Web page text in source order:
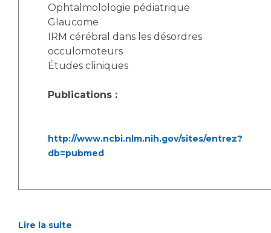
Ophtalmolologie pédiatrique
Glaucome
IRM cérébral dans les désordres
occulomoteurs
Études cliniques
Publications :
http://www.ncbi.nlm.nih.gov/sites/entrez?
db=pubmed
Lire la suite